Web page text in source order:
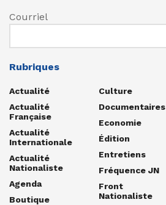
Courriel
Rubriques
Actualité
Actualité
Française
Actualité
Internationale
Actualité
Nationaliste
Agenda
Boutique
Culture
Documentaires
Economie
Édition
Entretiens
Fréquence JN
Front
Nationaliste